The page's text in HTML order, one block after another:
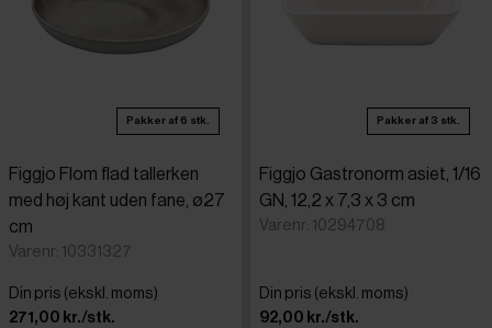
Pakker af 6 stk.
Figgjo Flom flad tallerken
med høj kant uden fane, ø27
cm
Varenr: 10331327
Din pris (ekskl. moms)
271,00 kr./stk.
Pakker af 3 stk.
Figgjo Gastronorm asiet, 1/16
GN, 12,2 x 7,3 x 3 cm
Varenr: 10294708
Din pris (ekskl. moms)
92,00 kr./stk.